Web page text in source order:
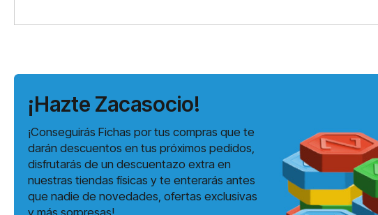
¡Hazte Zacasocio!
¡Conseguirás Fichas por tus compras que te
darán descuentos en tus próximos pedidos,
disfrutarás de un descuentazo extra en
nuestras tiendas físicas y te enterarás antes
que nadie de novedades, ofertas exclusivas
y más sorpresas!